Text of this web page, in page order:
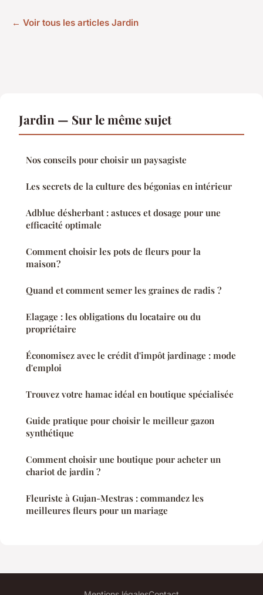
← Voir tous les articles Jardin
Jardin — Sur le même sujet
Nos conseils pour choisir un paysagiste
Les secrets de la culture des bégonias en intérieur
Adblue désherbant : astuces et dosage pour une
efficacité optimale
Comment choisir les pots de fleurs pour la
maison ?
Quand et comment semer les graines de radis ?
Elagage : les obligations du locataire ou du
propriétaire
Économisez avec le crédit d'impôt jardinage : mode
d'emploi
Trouvez votre hamac idéal en boutique spécialisée
Guide pratique pour choisir le meilleur gazon
synthétique
Comment choisir une boutique pour acheter un
chariot de jardin ?
Fleuriste à Gujan-Mestras : commandez les
meilleures fleurs pour un mariage